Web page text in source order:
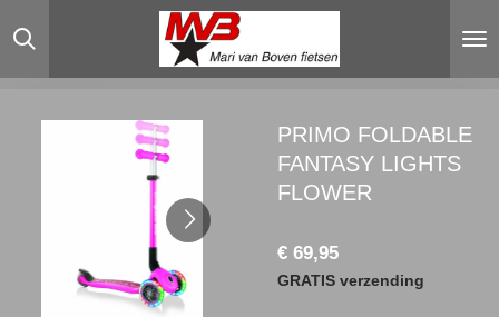
direct
hoofdinhoud
PRIMO FOLDABLE
FANTASY LIGHTS
FLOWER
€ 69,95
GRATIS verzending